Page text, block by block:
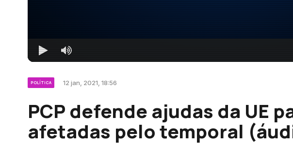
POLÍTICA 12 jan, 2021, 18:56
PCP defende ajudas da UE
afetadas pelo temporal